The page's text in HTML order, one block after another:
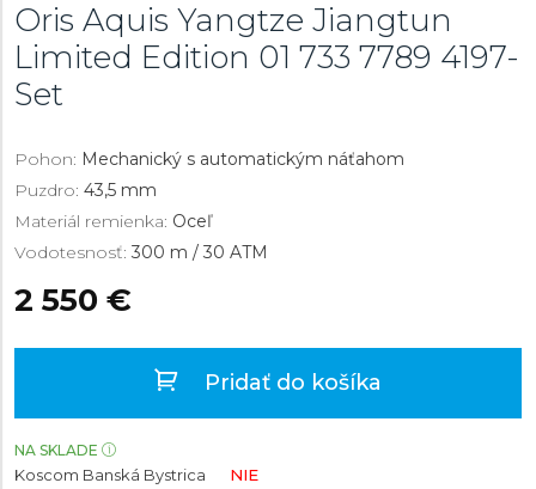
Oris Aquis Yangtze Jiangtun
Limited Edition 01 733 7789 4197-
Set
Pohon: Mechanický s automatickým náťahom
Puzdro: 43,5 mm
Materiál remienka: Oceľ
Vodotesnosť: 300 m / 30 ATM
2 550 €
Pridať do košíka
NA SKLADE
Koscom Banská Bystrica
NIE